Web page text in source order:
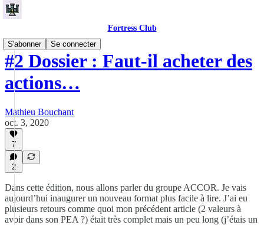
Fortress Club
S'abonner
Se connecter
#2 Dossier : Faut-il acheter des
actions…
Mathieu Bouchant
oct. 3, 2020
7
2
Dans cette édition, nous allons parler du groupe ACCOR. Je vais
aujourd’hui inaugurer un nouveau format plus facile à lire. J’ai eu
plusieurs retours comme quoi mon précédent article (2 valeurs à
avoir dans son PEA ?) était très complet mais un peu long (j’étais un